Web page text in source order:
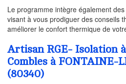
Le programme intègre également
visant à vous prodiguer des conseils
améliorer le confort thermique de
Artisan RGE- Isolation
Combles à FONTAINE-
(80340)